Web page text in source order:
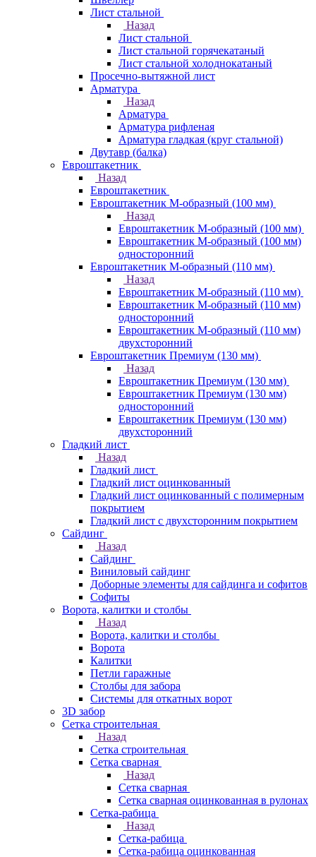
Лист стальной
Назад
Лист стальной
Лист стальной горячекатаный
Лист стальной холоднокатаный
Просечно-вытяжной лист
Арматура
Назад
Арматура
Арматура рифленая
Арматура гладкая (круг стальной)
Двутавр (балка)
Евроштакетник
Назад
Евроштакетник
Евроштакетник М-образный (100 мм)
Назад
Евроштакетник М-образный (100 мм)
Евроштакетник М-образный (100 мм)
односторонний
Евроштакетник М-образный (110 мм)
Назад
Евроштакетник М-образный (110 мм)
Евроштакетник М-образный (110 мм)
односторонний
Евроштакетник М-образный (110 мм)
двухсторонний
Евроштакетник Премиум (130 мм)
Назад
Евроштакетник Премиум (130 мм)
Евроштакетник Премиум (130 мм)
односторонний
Евроштакетник Премиум (130 мм)
двухсторонний
Гладкий лист
Назад
Гладкий лист
Гладкий лист оцинкованный
Гладкий лист оцинкованный с полимерным
покрытием
Гладкий лист с двухсторонним покрытием
Сайдинг
Назад
Сайдинг
Виниловый сайдинг
Доборные элементы для сайдинга и софитов
Софиты
Ворота, калитки и столбы
Назад
Ворота, калитки и столбы
Ворота
Калитки
Петли гаражные
Столбы для забора
Системы для откатных ворот
3D забор
Сетка строительная
Назад
Сетка строительная
Сетка сварная
Назад
Сетка сварная
Сетка сварная оцинкованная в рулонах
Сетка-рабица
Назад
Сетка-рабица
Сетка-рабица оцинкованная